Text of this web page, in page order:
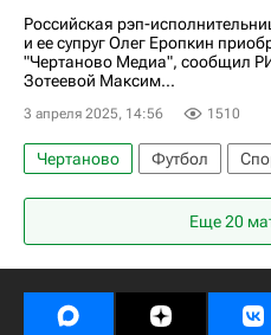
Российская рэп-
и ее супруг Олег Еропкин
"Чертаново Медиа", сообщил
Зотеевой Максим...
3 апреля 2025, 14:56 1510
Чертаново Футбол
Инстасамка (Дарья Зотеева)
Еще 20